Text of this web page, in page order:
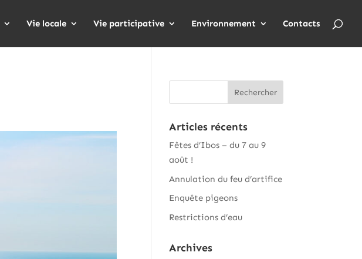
Vie locale Vie participative Environnement Contacts
Articles récents
Fêtes d’Ibos – du 7 au 9
août !
Annulation du feu d’artifice
Enquête pigeons
Restrictions d’eau
Archives